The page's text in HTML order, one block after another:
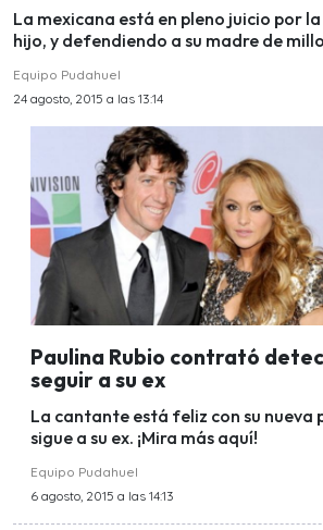
La mexicana está en pleno juicio por
hijo, y defendiendo a su madre de
Equipo Pudahuel
24 agosto, 2015 a las 13:14
Paulina Rubio contrató
seguir a su ex
La cantante está feliz con su nueva
sigue a su ex. ¡Mira más aquí!
Equipo Pudahuel
6 agosto, 2015 a las 14:13